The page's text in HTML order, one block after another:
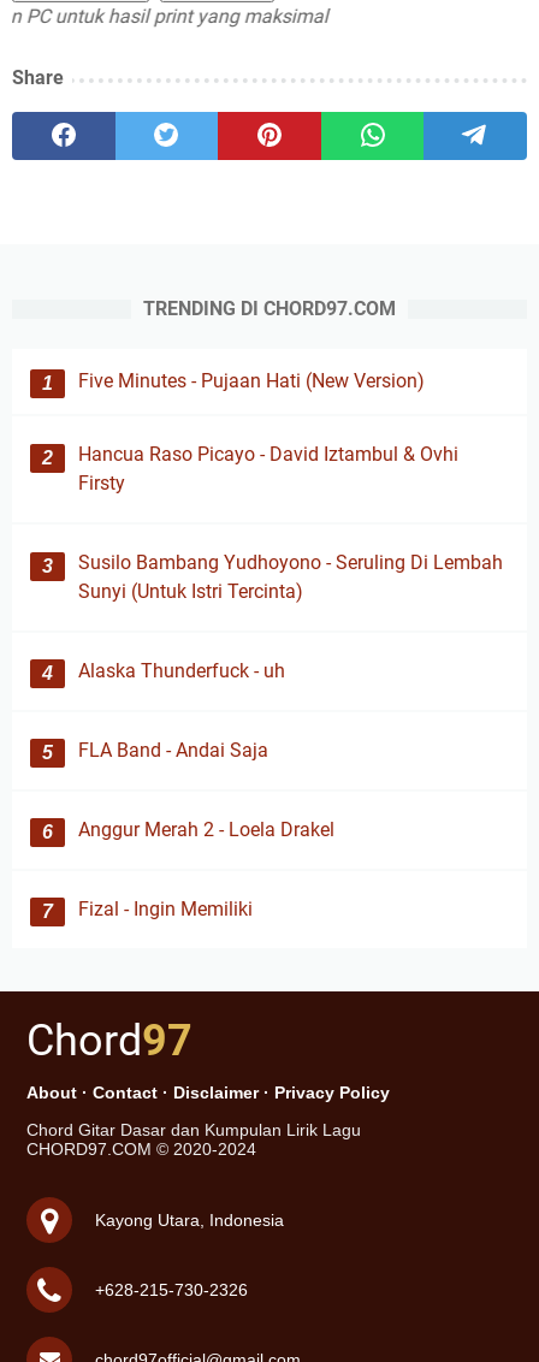
PC untuk hasil print yang maksimal
Share
TRENDING DI CHORD97.COM
Five Minutes - Pujaan Hati (New Version)
Hancua Raso Picayo - David Iztambul & Ovhi
Firsty
Susilo Bambang Yudhoyono - Seruling Di Lembah
Sunyi (Untuk Istri Tercinta)
Alaska Thunderfuck - uh
FLA Band - Andai Saja
Anggur Merah 2 - Loela Drakel
Fizal - Ingin Memiliki
Chord97
About · Contact · Disclaimer· Privacy Policy
Chord Gitar Dasar dan Kumpulan Lirik Lagu
CHORD97.COM © 2020-2024
Kayong Utara, Indonesia
+628-215-730-2326